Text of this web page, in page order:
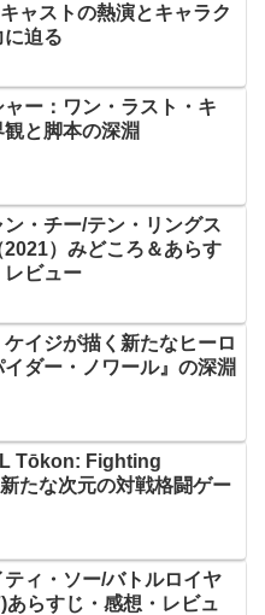
ャストの熱演とキャラク
に迫る
ャー：ワン・ラスト・キ
と脚本の深淵
ン・チー/テン・リングス
）みどころ＆あらす
レビュー
イジが描く新たなヒーロ
ダー・ノワール』の深淵
Tōkon: Fighting
たな次元の対戦格闘ゲー
ティ・ソー/バトルロイヤ
あらすじ・感想・レビュ